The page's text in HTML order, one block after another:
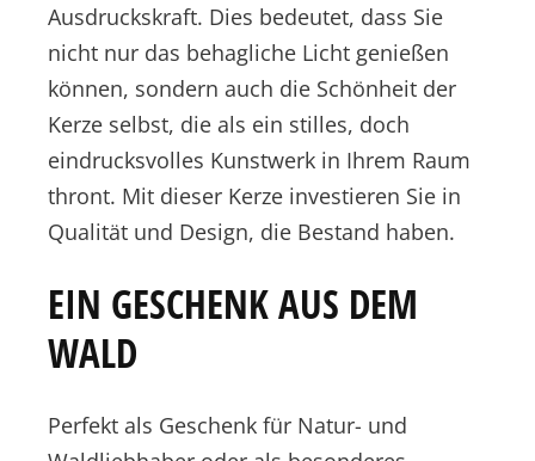
Ausdruckskraft. Dies bedeutet, dass Sie
nicht nur das behagliche Licht genießen
können, sondern auch die Schönheit der
Kerze selbst, die als ein stilles, doch
eindrucksvolles Kunstwerk in Ihrem Raum
thront. Mit dieser Kerze investieren Sie in
Qualität und Design, die Bestand haben.
EIN GESCHENK AUS DEM
WALD
Perfekt als Geschenk für Natur- und